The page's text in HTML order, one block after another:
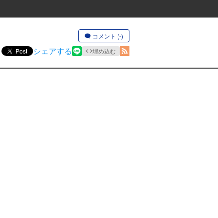
コメント (-)
Post シェアする 埋め込む